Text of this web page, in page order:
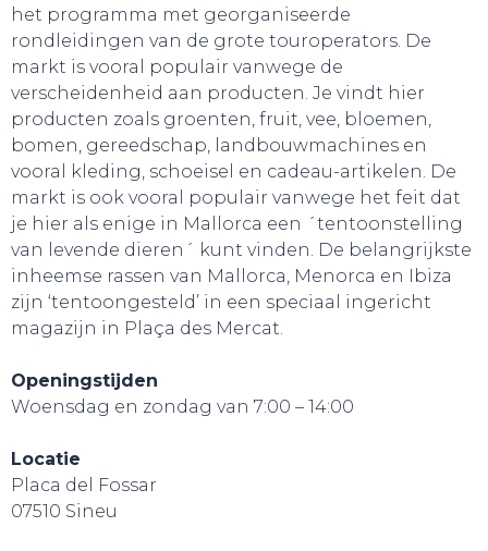
GA UIT!
het programma met georganiseerde
rondleidingen van de grote touroperators. De
markt is vooral populair vanwege de
verscheidenheid aan producten. Je vindt hier
producten zoals groenten, fruit, vee, bloemen,
bomen, gereedschap, landbouwmachines en
vooral kleding, schoeisel en cadeau-artikelen. De
markt is ook vooral populair vanwege het feit dat
je hier als enige in Mallorca een ´tentoonstelling
van levende dieren´ kunt vinden. De belangrijkste
inheemse rassen van Mallorca, Menorca en Ibiza
zijn ‘tentoongesteld’ in een speciaal ingericht
magazijn in Plaça des Mercat.
Openingstijden
Woensdag en zondag van 7:00 – 14:00
Locatie
Placa del Fossar
07510 Sineu